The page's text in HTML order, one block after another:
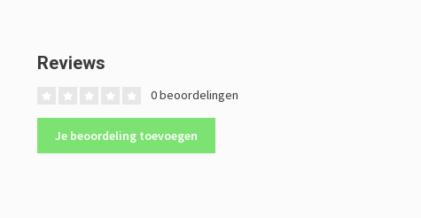
Reviews
0 beoordelingen
Je beoordeling toevoegen